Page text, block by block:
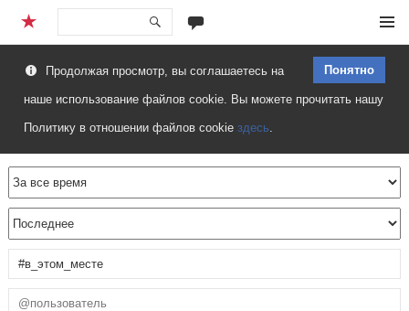
Перейти
содержимому
Понятно
Продолжая просмотр, вы соглашаетесь на
наше использование файлов cookie. Вы можете прочитать нашу
Политику в отношении файлов cookie здесь.